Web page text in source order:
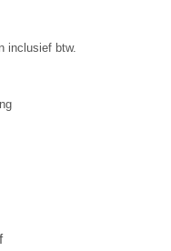
inclusief btw.